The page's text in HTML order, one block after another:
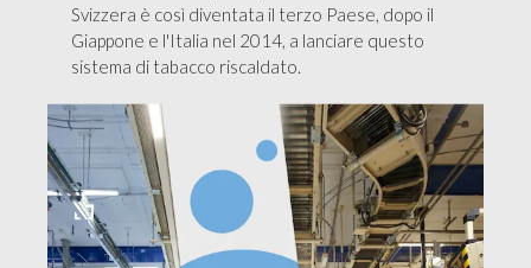
Svizzera è così diventata il terzo Paese, dopo il
Giappone e l'Italia nel 2014, a lanciare questo
sistema di tabacco riscaldato.